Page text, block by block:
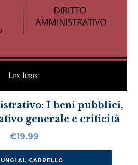
I beni pubblici,
generale e criticità
€19.99
AL CARRELLO